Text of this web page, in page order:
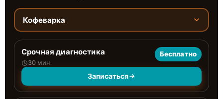
Кофеварка
Срочная диагностика
30 мин
Бесплатно
Записаться